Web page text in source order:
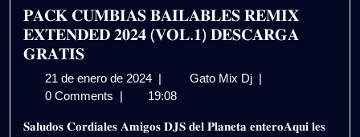
𝐏𝐀𝐂𝐊 𝐂𝐔𝐌𝐁𝐈𝐀𝐒 𝐁𝐀𝐈𝐋𝐀𝐁𝐋𝐄𝐒 𝐑𝐄𝐌𝐈𝐗
𝐄𝐗𝐓𝐄𝐍𝐃𝐄𝐃 𝟐𝟎𝟐𝟒 (𝐕𝐎𝐋.𝟏) 𝐃𝐄𝐒𝐂𝐀𝐑𝐆𝐀
𝐆𝐑𝐀𝐓𝐈𝐒
21 de enero de 2024 21
de
de
| Gato Mix Dj 𝐏𝐀𝐂𝐊
𝐑𝐄𝐌𝐈𝐗
|
0 Comments | 19:08
𝐒𝐚𝐥𝐮𝐝𝐨𝐬 𝐂𝐨𝐫𝐝𝐢𝐚𝐥𝐞𝐬 𝐀𝐦𝐢𝐠𝐨𝐬 𝐃𝐉𝐒 𝐝𝐞𝐥 𝐏𝐥𝐚𝐧𝐞𝐭𝐚 𝐞𝐧𝐭𝐞𝐫𝐨𝐀𝐪𝐮𝐢́ 𝐥𝐞𝐬